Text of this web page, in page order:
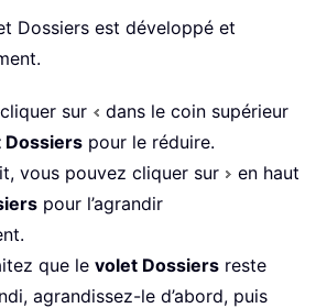
Dossiers est développé et
sur
dans le coin supérieur
Dossiers pour le réduire.
vous pouvez cliquer sur
en haut
pour l’agrandir
que le volet Dossiers reste
agrandissez-le d’abord, puis